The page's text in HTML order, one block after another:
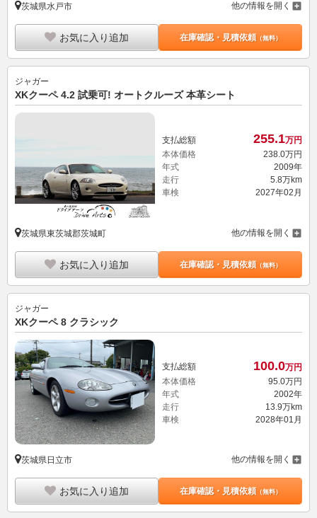
茨城県水戸市 他の情報を開く
お気に入り追加 在庫確認・見積依頼（無料）
ジャガー
XKクーペ 4.2 試乗可! オートクルーズ 本革シート
支払総額 255.1万円
本体価格
238.0万円
年式
2009年
走行
5.8万km
車検
2027年02月
茨城県東茨城郡茨城町 他の情報を開く
お気に入り追加 在庫確認・見積依頼（無料）
ジャガー
XKクーペ 8 クラシック
支払総額 100.0万円
本体価格
95. 0万円
年式
2002年
走行
13.9万km
車検
2028年01月
茨城県日立市 他の情報を開く
お気に入り追加 在庫確認・見積依頼（無料）